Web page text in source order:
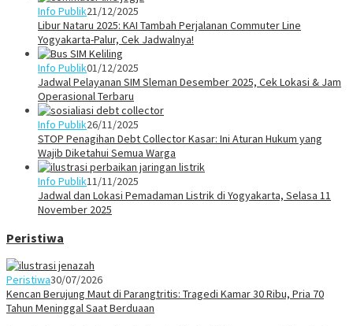
Info Publik21/12/2025
Libur Nataru 2025: KAI Tambah Perjalanan Commuter Line
Yogyakarta-Palur, Cek Jadwalnya!
Info Publik01/12/2025
Jadwal Pelayanan SIM Sleman Desember 2025, Cek Lokasi & Jam
Operasional Terbaru
Info Publik26/11/2025
STOP Penagihan Debt Collector Kasar: Ini Aturan Hukum yang
Wajib Diketahui Semua Warga
Info Publik11/11/2025
Jadwal dan Lokasi Pemadaman Listrik di Yogyakarta, Selasa 11
November 2025
Peristiwa
Peristiwa30/07/2026
Kencan Berujung Maut di Parangtritis: Tragedi Kamar 30 Ribu, Pria 70
Tahun Meninggal Saat Berduaan